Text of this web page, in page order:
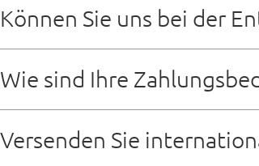
Die Vorlaufzeit für die Massenproduktion
Können Sie uns bei der
Auf jeden Fall. Wir verfügen über ein
Markenausrichtung unterstützen kann.
Wie sind Ihre
Bei Neukunden arbeiten wir in der Regel
Zahlung aus. Sobald die Zahlung
Versenden Sie